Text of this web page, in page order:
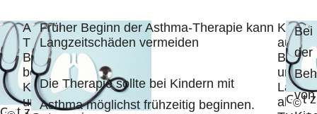
Asthma-
Therapie:
Besonderheiten
bei
Kindern
und
Früher Beginn der Asthma-Therapie kann
Langzeitschäden vermeiden
Die Therapie sollte bei Kindern mit
Asthma möglichst frühzeitig beginnen.
aus
und
alsGut
©
Bei
der
von